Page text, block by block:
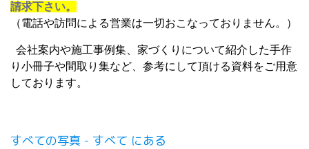
請求下さい。
（電話や訪問による営業は一切おこなっておりません。）
会社案内や施工事例集、家づくりについて紹介した手作
り小冊子や間取り集など、参考にして頂ける資料をご用意
しております。
すべての写真 - すべて にある